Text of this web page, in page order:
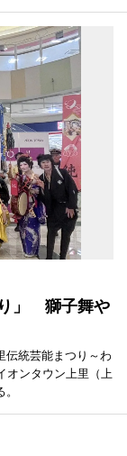
」 獅子舞や
伝統芸能まつり～わ
オンタウン上里（上